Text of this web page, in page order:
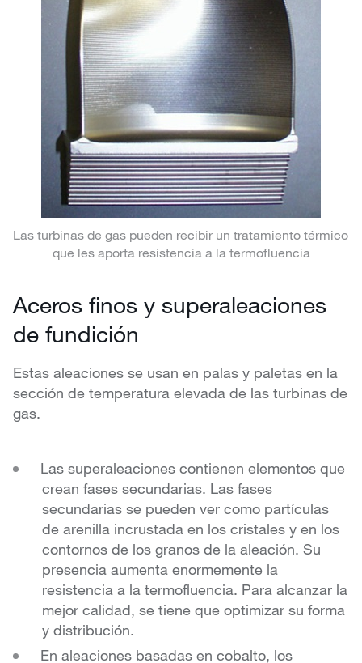
Las turbinas de gas pueden recibir un tratamiento térmico
que les aporta resistencia a la termofluencia
Aceros finos y superaleaciones
de fundición
Estas aleaciones se usan en palas y paletas en la
sección de temperatura elevada de las turbinas de
gas.
Las superaleaciones contienen elementos que
crean fases secundarias. Las fases
secundarias se pueden ver como partículas
de arenilla incrustada en los cristales y en los
contornos de los granos de la aleación. Su
presencia aumenta enormemente la
resistencia a la termofluencia. Para alcanzar la
mejor calidad, se tiene que optimizar su forma
y distribución.
En aleaciones basadas en cobalto, los